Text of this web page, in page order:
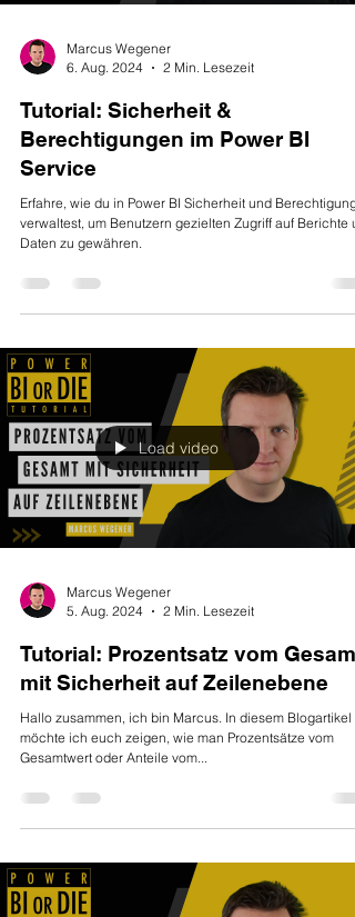
Marcus Wegener
6. Aug. 2024
2 Min. Lesezeit
Tutorial: Sicherheit &
Berechtigungen im Power BI
Service
Erfahre, wie du in Power BI Sicherheit und
verwaltest, um Benutzern gezielten Zugriff auf Berichte
Daten zu gewähren.
Load video
Marcus Wegener
5. Aug. 2024
2 Min. Lesezeit
Tutorial: Prozentsatz vom Gesamt
mit Sicherheit auf Zeilenebene
Hallo zusammen, ich bin Marcus. In diesem Blogartikel
möchte ich euch zeigen, wie man Prozentsätze vom
Gesamtwert oder Anteile vom...